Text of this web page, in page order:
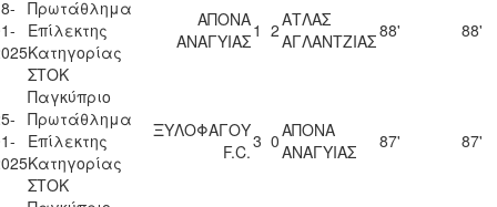
Πρωτάθλημα
Επίλεκτης
Κατηγορίας
ΣΤΟΚ
ΑΠΟΝΑ
ΑΝΑΓΥΙΑΣ1 2ΑΤΛΑΣ
ΑΓΛΑΝΤΖΙΑΣ88' 88'
Παγκύπριο
Πρωτάθλημα
Επίλεκτης
Κατηγορίας
ΣΤΟΚ
ΞΥΛΟΦΑΓΟΥ
F.C.3 0ΑΠΟΝΑ
ΑΝΑΓΥΙΑΣ
87' 87'